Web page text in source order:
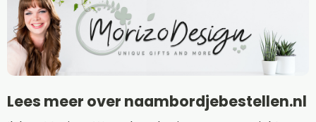
Lees meer over naambordjebestellen.nl